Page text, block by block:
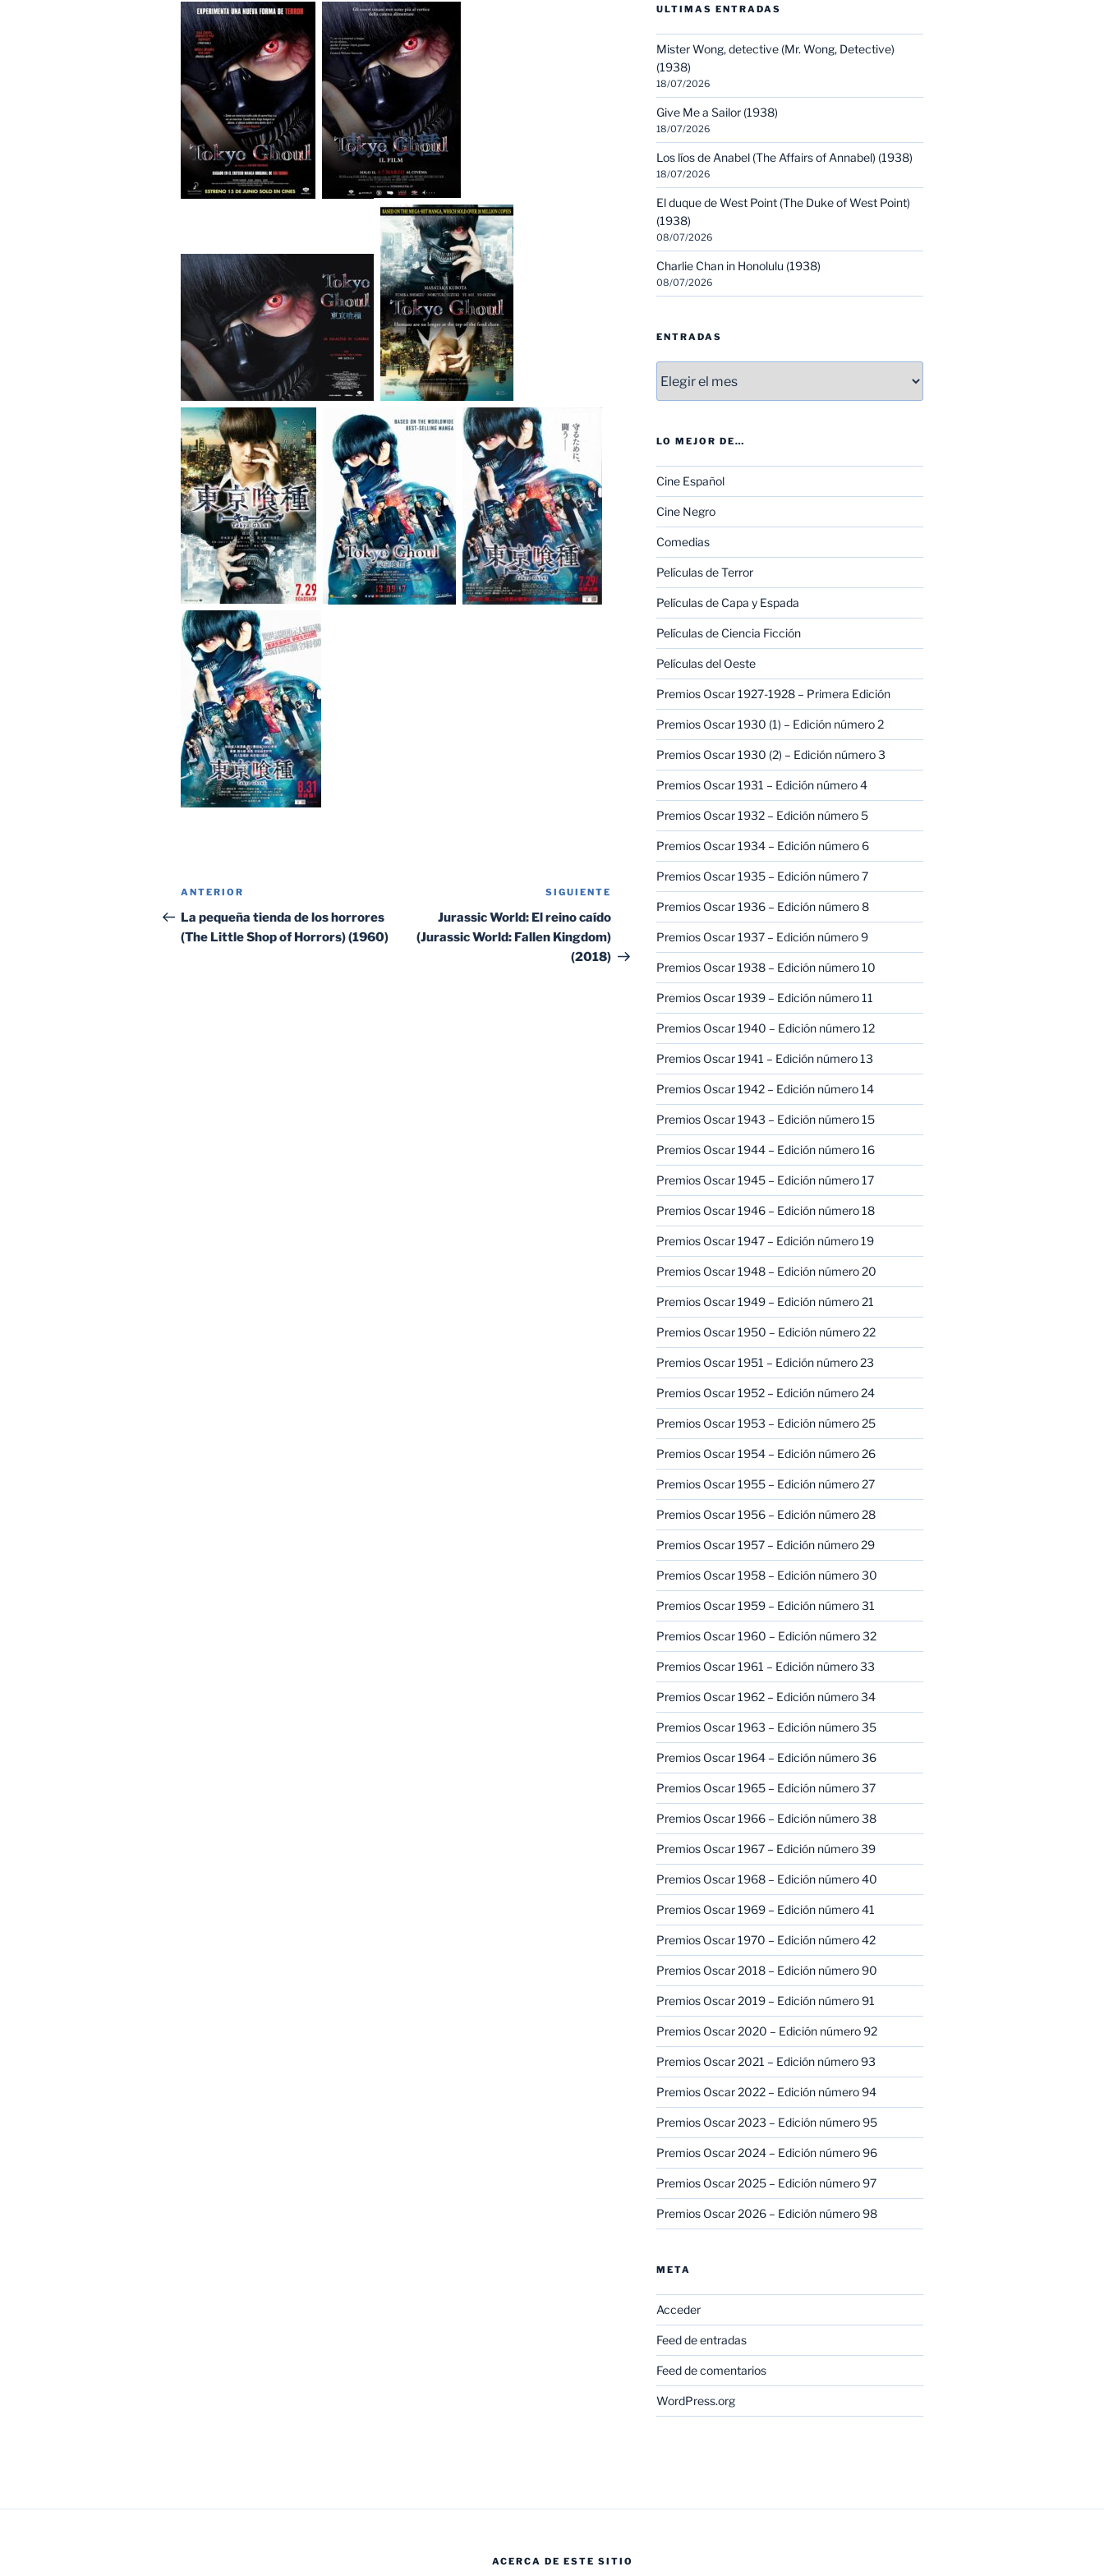
Navegación
de
entradas
Entrada
anterior:
ANTERIOR
La pequeña tienda de los horrores
(The Little Shop of Horrors) (1960)
Siguiente
entrada
SIGUIENTE
Jurassic World: El reino caído
(Jurassic World: Fallen Kingdom)
(2018)
ULTIMAS ENTRADAS
Mister Wong, detective (Mr. Wong, Detective)
(1938)
18/07/2026
Give Me a Sailor (1938)
18/07/2026
Los líos de Anabel (The Affairs of Annabel) (1938)
18/07/2026
El duque de West Point (The Duke of West Point)
(1938)
08/07/2026
Charlie Chan in Honolulu (1938)
08/07/2026
ENTRADAS
LO MEJOR DE…
Cine Español
Cine Negro
Comedias
Películas de Terror
Películas de Capa y Espada
Películas de Ciencia Ficción
Películas del Oeste
Premios Oscar 1927-1928 – Primera Edición
Premios Oscar 1930 (1) – Edición número 2
Premios Oscar 1930 (2) – Edición número 3
Premios Oscar 1931 – Edición número 4
Premios Oscar 1932 – Edición número 5
Premios Oscar 1934 – Edición número 6
Premios Oscar 1935 – Edición número 7
Premios Oscar 1936 – Edición número 8
Premios Oscar 1937 – Edición número 9
Premios Oscar 1938 – Edición número 10
Premios Oscar 1939 – Edición número 11
Premios Oscar 1940 – Edición número 12
Premios Oscar 1941 – Edición número 13
Premios Oscar 1942 – Edición número 14
Premios Oscar 1943 – Edición número 15
Premios Oscar 1944 – Edición número 16
Premios Oscar 1945 – Edición número 17
Premios Oscar 1946 – Edición número 18
Premios Oscar 1947 – Edición número 19
Premios Oscar 1948 – Edición número 20
Premios Oscar 1949 – Edición número 21
Premios Oscar 1950 – Edición número 22
Premios Oscar 1951 – Edición número 23
Premios Oscar 1952 – Edición número 24
Premios Oscar 1953 – Edición número 25
Premios Oscar 1954 – Edición número 26
Premios Oscar 1955 – Edición número 27
Premios Oscar 1956 – Edición número 28
Premios Oscar 1957 – Edición número 29
Premios Oscar 1958 – Edición número 30
Premios Oscar 1959 – Edición número 31
Premios Oscar 1960 – Edición número 32
Premios Oscar 1961 – Edición número 33
Premios Oscar 1962 – Edición número 34
Premios Oscar 1963 – Edición número 35
Premios Oscar 1964 – Edición número 36
Premios Oscar 1965 – Edición número 37
Premios Oscar 1966 – Edición número 38
Premios Oscar 1967 – Edición número 39
Premios Oscar 1968 – Edición número 40
Premios Oscar 1969 – Edición número 41
Premios Oscar 1970 – Edición número 42
Premios Oscar 2018 – Edición número 90
Premios Oscar 2019 – Edición número 91
Premios Oscar 2020 – Edición número 92
Premios Oscar 2021 – Edición número 93
Premios Oscar 2022 – Edición número 94
Premios Oscar 2023 – Edición número 95
Premios Oscar 2024 – Edición número 96
Premios Oscar 2025 – Edición número 97
Premios Oscar 2026 – Edición número 98
META
Acceder
Feed de entradas
Feed de comentarios
WordPress.org
ACERCA DE ESTE SITIO